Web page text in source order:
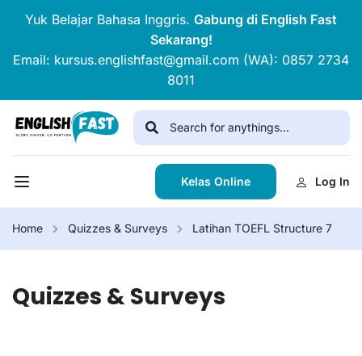
Yuk Belajar Bahasa Inggris. Gabung di English Fast
Sekarang!
Email: kursus.englishfast@gmail.com (WA): 0857 2734
8011
Kelas Online Log In
Home Quizzes & Surveys Latihan TOEFL Structure 7
Quizzes & Surveys